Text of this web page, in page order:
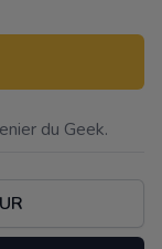
du Geek.